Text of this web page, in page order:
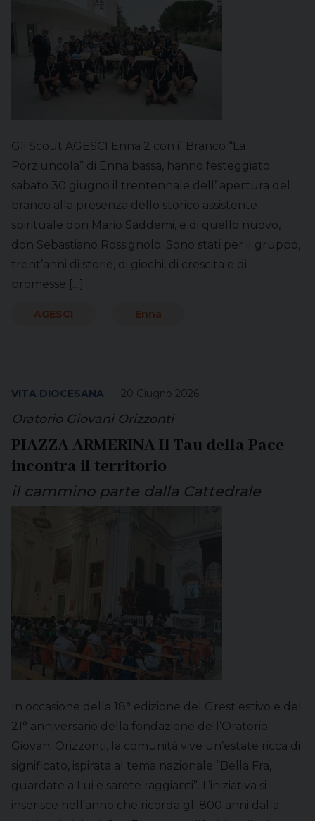
Gli Scout AGESCI Enna 2 con il Branco “La
Porziuncola” di Enna bassa, hanno festeggiato
sabato 30 giugno il trentennale dell’ apertura del
branco alla presenza dello storico assistente
spirituale don Mario Saddemi, e di quello nuovo,
don Sebastiano Rossignolo. Sono stati per il gruppo,
trent’anni di storie, di giochi, di crescita e di
promesse […]
AGESCI Enna
20 Giugno 2026
VITA DIOCESANA
Oratorio Giovani Orizzonti
PIAZZA ARMERINA Il Tau della Pace
incontra il territorio
il cammino parte dalla Cattedrale
In occasione della 18ª edizione del Grest estivo e del
21° anniversario della fondazione dell’Oratorio
Giovani Orizzonti, la comunità vive un’estate ricca di
significato, ispirata al tema nazionale “Bella Fra,
guardate a Lui e sarete raggianti”. L’iniziativa si
inserisce nell’anno che ricorda gli 800 anni dalla